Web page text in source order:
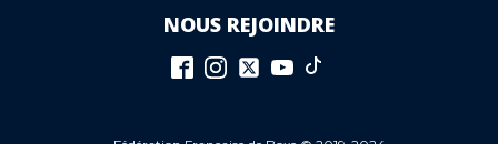
NOUS REJOINDRE